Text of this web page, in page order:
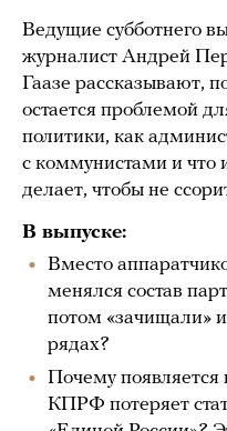
Ведущие субботнего
журналист Андрей
Гаазе рассказывают,
остается проблемой
политики, как
с коммунистами и
делает, чтобы не
В выпуске:
Вместо
менялся состав
потом «зачищали»
рядах?
Почему появляется
КПРФ потеряет